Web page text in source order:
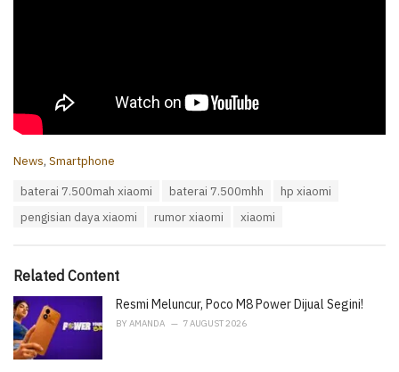
C
i
s
:
News, Smartphone
baterai 7.500mah xiaomi baterai 7.500mhh
hp xiaomi
pengisian daya xiaomi
rumor xiaomi xiaomi
Related Content
Resmi Meluncur, Poco M8 Power Dijual Segini!
BY AMANDA 7 AUGUST 2026